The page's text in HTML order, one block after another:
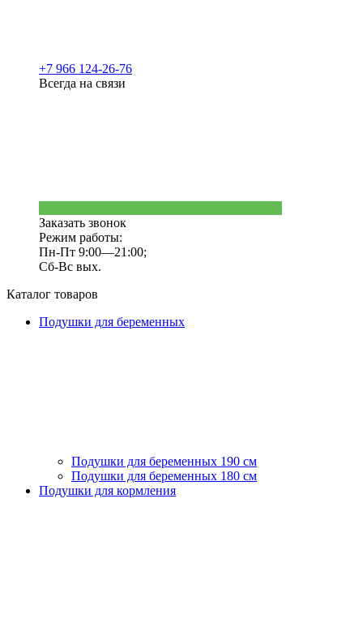
+7 966 124-26-76
Всегда на связи
Заказать звонок
Режим работы:
Пн-Пт 9:00—21:00;
Сб-Вс вых.
Каталог товаров
Подушки для беременных
Подушки для беременных 190 см
Подушки для беременных 180 см
Подушки для кормления